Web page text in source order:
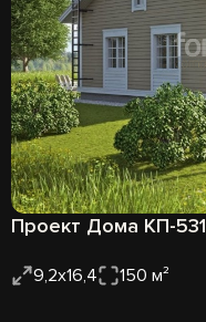
Проект Дома КП-531
9,2х16,4 150 м²